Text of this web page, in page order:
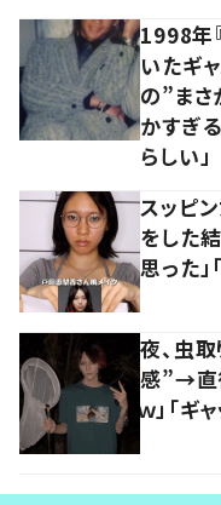
1998年
いたギ
の”まさ
かすぎ
らしい」
スッピ
をした
思った」
夜、虫
感”→直
ｗ」「ギ